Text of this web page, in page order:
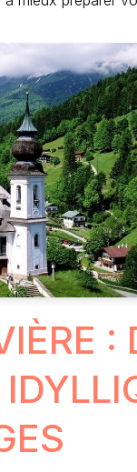
: